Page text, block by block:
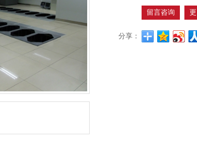
留言咨询
分享：